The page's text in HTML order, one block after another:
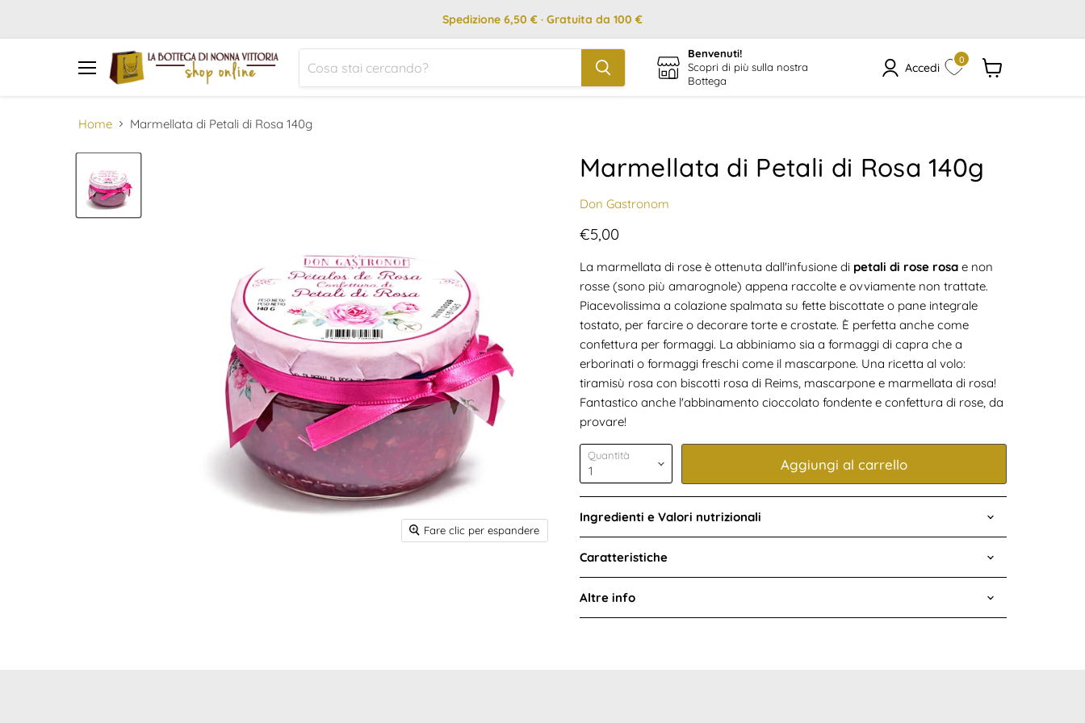
Spedizione 6,50 € · Gratuita da 100 €
Menu
Benvenuti!
Scopri di più sulla nostra
Bottega
Accedi
0
Home
Marmellata di Petali di Rosa 140g
Fare clic per espandere
Marmellata di Petali di Rosa 140g
Don Gastronom
Prezzo attuale
€5,00
La marmellata di rose è ottenuta dall'infusione di petali di rose rosa e non
rosse (sono più amarognole) appena raccolte e ovviamente non trattate.
Piacevolissima a colazione spalmata su fette biscottate o pane integrale
tostato, per farcire o decorare torte e crostate. È perfetta anche come
confettura per formaggi. La abbiniamo sia a formaggi di capra che a
erborinati o formaggi freschi come il mascarpone. Una ricetta al volo:
tiramisù rosa con biscotti rosa di Reims, mascarpone e marmellata di rosa!
Fantastico anche l'abbinamento cioccolato fondente e confettura di rose, da
provare!
Quantità
Aggiungi al carrello
Ingredienti e Valori nutrizionali
Caratteristiche
Altre info